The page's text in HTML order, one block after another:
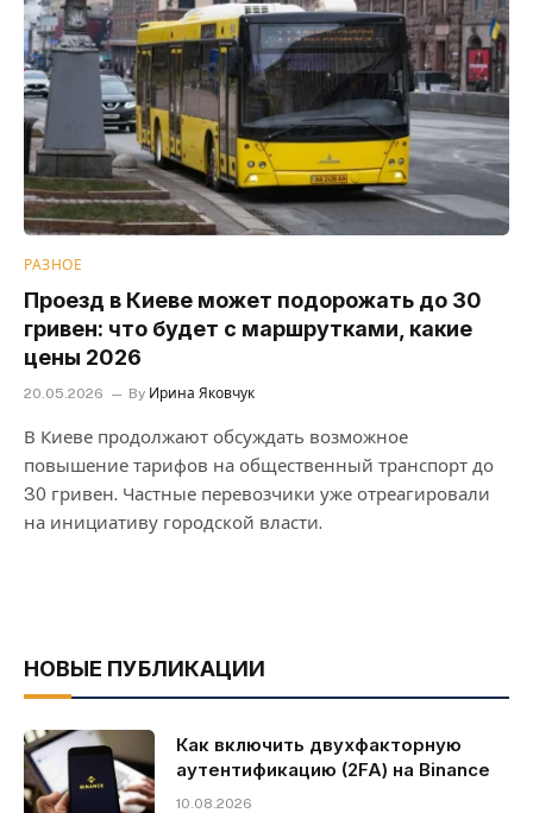
РАЗНОЕ
Проезд в Киеве может подорожать до 30
гривен: что будет с маршрутками, какие
цены 2026
20.05.2026 By Ирина Яковчук
В Киеве продолжают обсуждать возможное
повышение тарифов на общественный транспорт до
30 гривен. Частные перевозчики уже отреагировали
на инициативу городской власти.
НОВЫЕ ПУБЛИКАЦИИ
Как включить двухфакторную
аутентификацию (2FA) на Binance
10.08.2026